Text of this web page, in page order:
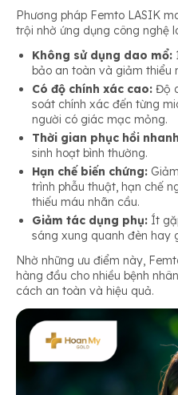
Phương pháp Femto LASIK
trội nhờ ứng dụng công nghệ
Không sử dụng dao mổ:
bảo an toàn và giảm thiểu
Có độ chính xác cao: Độ
soát chính xác đến từng
người có giác mạc mỏng.
Thời gian phục hồi
sinh hoạt bình thường.
Hạn chế biến chứng:
trình phẫu thuật, hạn chế
thiếu máu nhãn cầu.
Giảm tác dụng phụ: Ít
sáng xung quanh đèn hay
Nhờ những ưu điểm này,
hàng đầu cho nhiều bệnh
cách an toàn và hiệu quả.